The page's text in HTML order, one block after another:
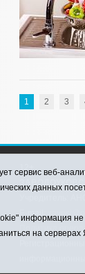
1 2 3
ЗАВОДОУКОВСК
E-mail:
Политика
сервис веб-
данных
информация не
на